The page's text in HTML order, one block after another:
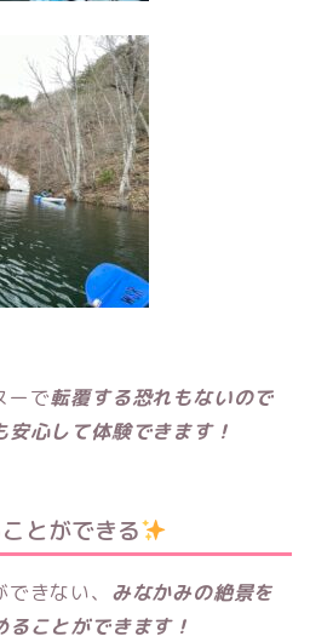
ーで転覆する恐れもないので
心して体験できます！
とができる
きない、 みなかみの絶景を
ことができます！